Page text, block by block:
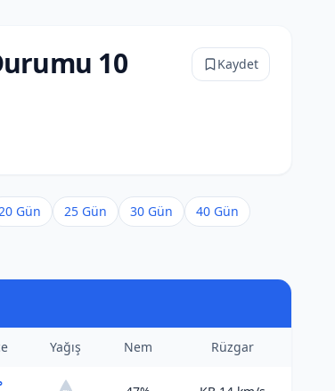
10
Kaydet
Gün 25 Gün 30 Gün
40 Gün
Yağış Nem Rüzgar